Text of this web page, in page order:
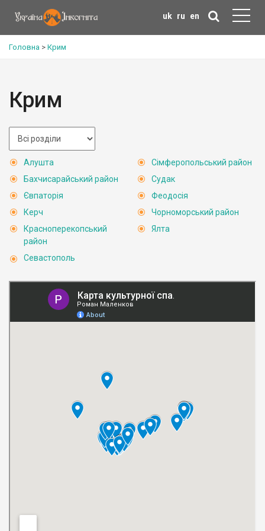
uk ru en
Головна > Крим
Крим
Алушта
Бахчисарайський район
Євпаторія
Керч
Красноперекопський
район
Севастополь
Сімферопольський район
Судак
Феодосія
Чорноморський район
Ялта